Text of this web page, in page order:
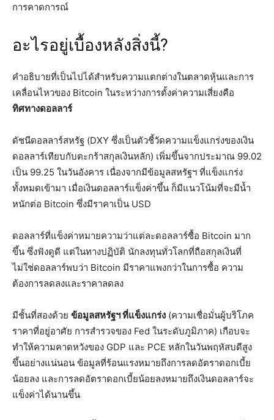
การคาดการณ์
อะไรอยู่เบื้องหลังสิ่งนี้?
คำอธิบายที่เป็นไปได้สำหรับความแตกต่างในตลาดหุ้นและการ
เคลื่อนไหวของ Bitcoin ในระหว่างการตั้งค่าความเสี่ยงคือ
ทิศทางดอลลาร์
ดัชนีดอลลาร์สหรัฐ (DXY ซึ่งเป็นตัวชี้วัดความแข็งแกร่งของเงิน
ดอลลาร์เทียบกับตะกร้าสกุลเงินหลัก) เพิ่มขึ้นจากประมาณ 99.02
เป็น 99.25 ในวันอังคาร เนื่องจากมีข้อมูลสหรัฐฯ ที่แข็งแกร่ง
ทั้งหมดเข้ามา เมื่อเงินดอลลาร์แข็งค่าขึ้น ก็มีแนวโน้มที่จะมีน้ำ
หนักต่อ Bitcoin ซึ่งมีราคาเป็น USD
ดอลลาร์ที่แข็งค่าหมายความว่าแต่ละดอลลาร์ซื้อ Bitcoin มาก
ขึ้น ซึ่งฟังดูดี แต่ในทางปฏิบัติ นักลงทุนทั่วโลกที่ถือสกุลเงินที่
ไม่ใช่ดอลลาร์พบว่า Bitcoin มีราคาแพงกว่าในการซื้อ ความ
ต้องการลดลงและราคาลดลง
มีชั้นที่สองด้วย ข้อมูลสหรัฐฯ ที่แข็งแกร่ง (ความเชื่อมั่นผู้บริโภค
ราคาที่อยู่อาศัย การสำรวจของ Fed ในระดับภูมิภาค) เกือบจะ
ทำให้ความคาดหวังของ GDP และ PCE หลักในวันพฤหัสบดีสูง
ขึ้นอย่างแน่นอน ข้อมูลที่ร้อนแรงหมายถึงการลดอัตราดอกเบี้ย
น้อยลง และการลดอัตราดอกเบี้ยน้อยลงหมายถึงเงินดอลลาร์จะ
แข็งค่าได้นานขึ้น